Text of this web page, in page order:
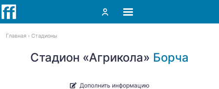
Главная Стадионы
Cтадион «Агрикола» Борча
Дополнить информацию